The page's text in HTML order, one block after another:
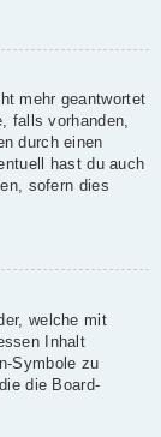
mehr geantwortet
falls vorhanden,
durch einen
hast du auch
sofern dies
welche mit
Inhalt
Symbole zu
die Board-